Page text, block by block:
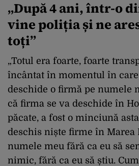
„După 4 ani, într-o
vine poliția și ne
toți”
„Totul era foarte, foarte
încântat în momentul în
deschide o firmă pe numele
că firma se va deschide în
păcate, a fost o minciună
deschis niște firme în Marea
numele meu fără ca eu să
nimic, fără ca eu să știu.